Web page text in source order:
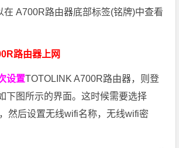
在 A700R路由器底部标签(铭牌)中查看
路由器上网
设置TOTOLINK A700R路由器，则登
下图所示的界面。这时候需要选择
然后设置无线wifi名称，无线wifi密